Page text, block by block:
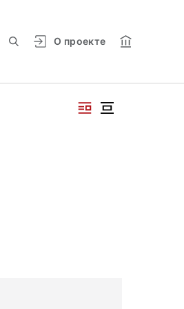
О проекте